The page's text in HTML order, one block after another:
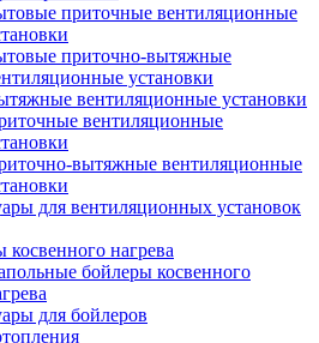
приточные вентиляционные
приточно-вытяжные
установки
вентиляционные установки
вентиляционные
вытяжные вентиляционные
для вентиляционных установок
косвенного нагрева
бойлеры косвенного
для бойлеров